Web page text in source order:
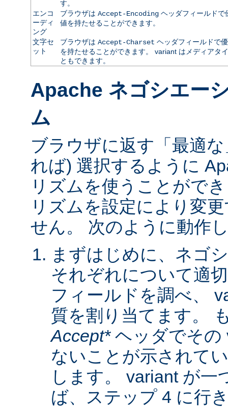
す。
エンコ
ーディ
ング
ブラウザは Accept-Encodingヘッダフィールドで
値を持たせることができます。
文字セ
ット
ブラウザは Accept-Charset ヘッダフィールドで
を持たせることができます。 variant はメディアタ
ともできます。
Apache ネゴシエー
ム
ブラウザに返す「最適
れば) 選択するように
リズムを使うことがで
リズムを設定により変
せん。 次のように動作
まずはじめに、ネゴ
それぞれについて適
フィールドを調べ、
質を割り当てます。
Accept*ヘッダでその
ないことが示されて
します。 variant が
ば、ステップ 4 に行